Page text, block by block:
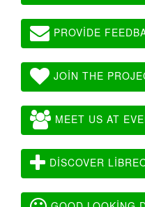
PROVIDE
JOIN THE
MEET US AT
DISCOVER